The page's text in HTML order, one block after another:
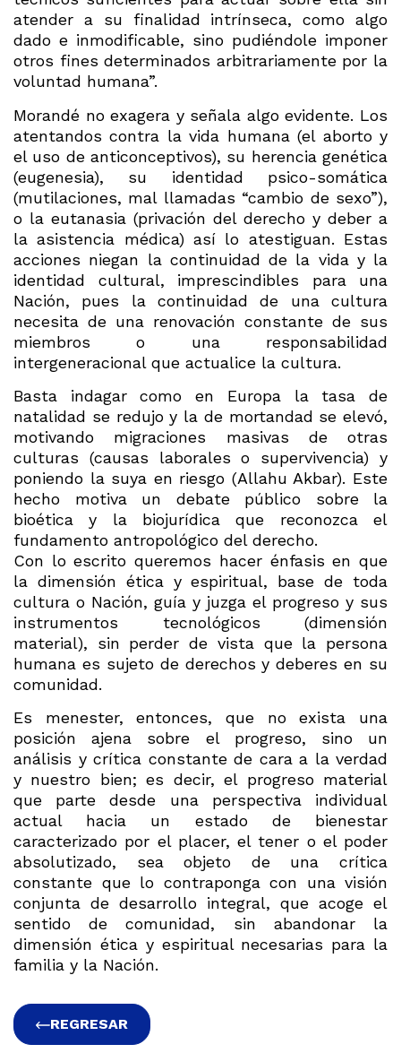
atender a su finalidad intrínseca, como algo
dado e inmodificable, sino pudiéndole imponer
otros fines determinados arbitrariamente por la
voluntad humana”.
Morandé no exagera y señala algo evidente. Los
atentandos contra la vida humana (el aborto y
el uso de anticonceptivos), su herencia genética
(eugenesia), su identidad psico-somática
(mutilaciones, mal llamadas “cambio de sexo”),
o la eutanasia (privación del derecho y deber a
la asistencia médica) así lo atestiguan. Estas
acciones niegan la continuidad de la vida y la
identidad cultural, imprescindibles para una
Nación, pues la continuidad de una cultura
necesita de una renovación constante de sus
miembros o una responsabilidad
intergeneracional que actualice la cultura.
Basta indagar como en Europa la tasa de
natalidad se redujo y la de mortandad se elevó,
motivando migraciones masivas de otras
culturas (causas laborales o supervivencia) y
poniendo la suya en riesgo (Allahu Akbar). Este
hecho motiva un debate público sobre la
bioética y la biojurídica que reconozca el
fundamento antropológico del derecho.
Con lo escrito queremos hacer énfasis en que
la dimensión ética y espiritual, base de toda
cultura o Nación, guía y juzga el progreso y sus
instrumentos tecnológicos (dimensión
material), sin perder de vista que la persona
humana es sujeto de derechos y deberes en su
comunidad.
Es menester, entonces, que no exista una
posición ajena sobre el progreso, sino un
análisis y crítica constante de cara a la verdad
y nuestro bien; es decir, el progreso material
que parte desde una perspectiva individual
actual hacia un estado de bienestar
caracterizado por el placer, el tener o el poder
absolutizado, sea objeto de una crítica
constante que lo contraponga con una visión
conjunta de desarrollo integral, que acoge el
sentido de comunidad, sin abandonar la
dimensión ética y espiritual necesarias para la
familia y la Nación.
REGRESAR